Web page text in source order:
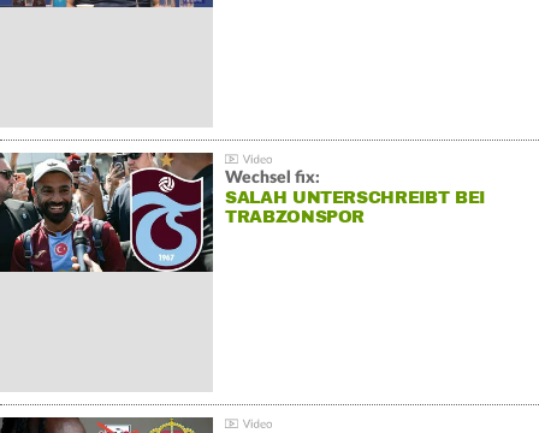
Wechsel fix:
SALAH UNTERSCHREIBT BEI
TRABZONSPOR